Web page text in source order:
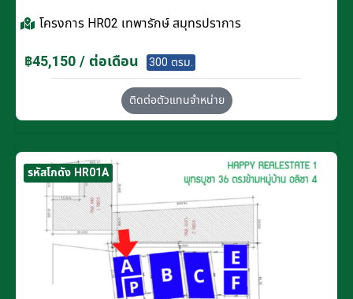
โครงการ HR02 เทพารักษ์ สมุทรปราการ
฿45,150 / ต่อเดือน 300 ตรม.
ติดต่อตัวแทนจำหน่าย
รหัสโกดัง HR01A